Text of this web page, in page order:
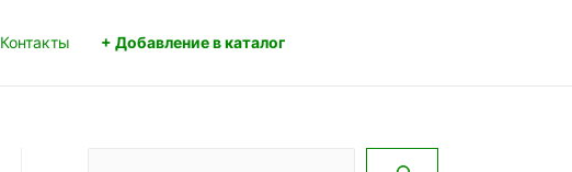
Контакты + Добавление в каталог